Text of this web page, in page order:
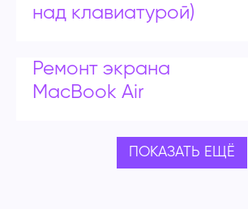
над клавиатурой)
Ремонт экрана
MacBook Air
ПОКАЗАТЬ ЕЩЁ